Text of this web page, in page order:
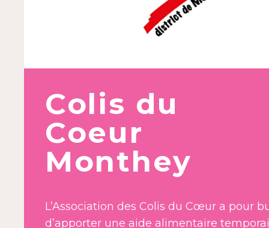
Colis du
Coeur
Monthey
L’Association des Colis du Cœur a pour
d’apporter une aide alimentaire